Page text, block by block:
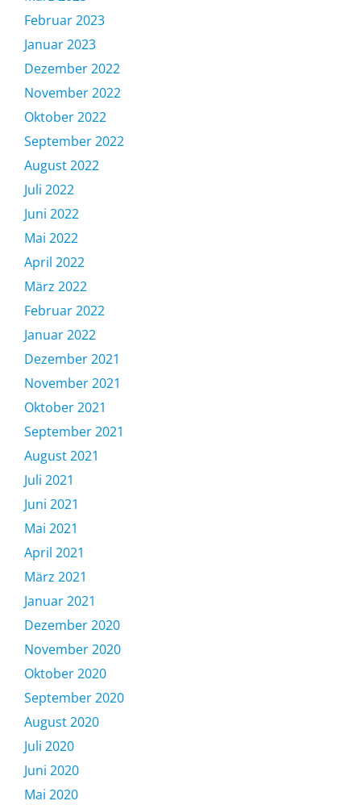
Februar 2023
Januar 2023
Dezember 2022
November 2022
Oktober 2022
September 2022
August 2022
Juli 2022
Juni 2022
Mai 2022
April 2022
März 2022
Februar 2022
Januar 2022
Dezember 2021
November 2021
Oktober 2021
September 2021
August 2021
Juli 2021
Juni 2021
Mai 2021
April 2021
März 2021
Januar 2021
Dezember 2020
November 2020
Oktober 2020
September 2020
August 2020
Juli 2020
Juni 2020
Mai 2020